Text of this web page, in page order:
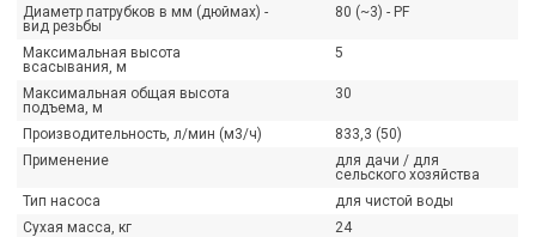
НА ВСЕ МОТОПОМПЫ HONDA!
скидки на все мотопомпы Honda!
лето в самом разгаре — самое время
о надёжной технике для вашего...
ПРЕДСТАВЛЯЕМ
Представляем
наших салонах....
Читать далее
Диаметр патрубков в мм (дюймах) -
вид резьбы
80 (~3) - PF
Максимальная высота
всасывания, м
5
Максимальная общая высота
подъема, м
30
Производительность, л/мин (м3/ч)
833,3 (50)
Применение
для дачи / для
сельского хозяйства
Тип насоса
для чистой воды
Сухая масса, кг
24